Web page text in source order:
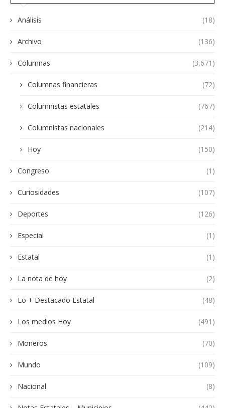
Análisis (18)
Archivo (136)
Columnas (3,671)
Columnas financieras (72)
Columnistas estatales (767)
Columnistas nacionales (214)
Hoy (150)
Congreso (1)
Curiosidades (107)
Deportes (126)
Especial (1)
Estatal (1)
La nota de hoy (2)
Lo + Destacado Estatal (48)
Los medios Hoy (491)
Moneros (70)
Mundo (109)
Nacional (8)